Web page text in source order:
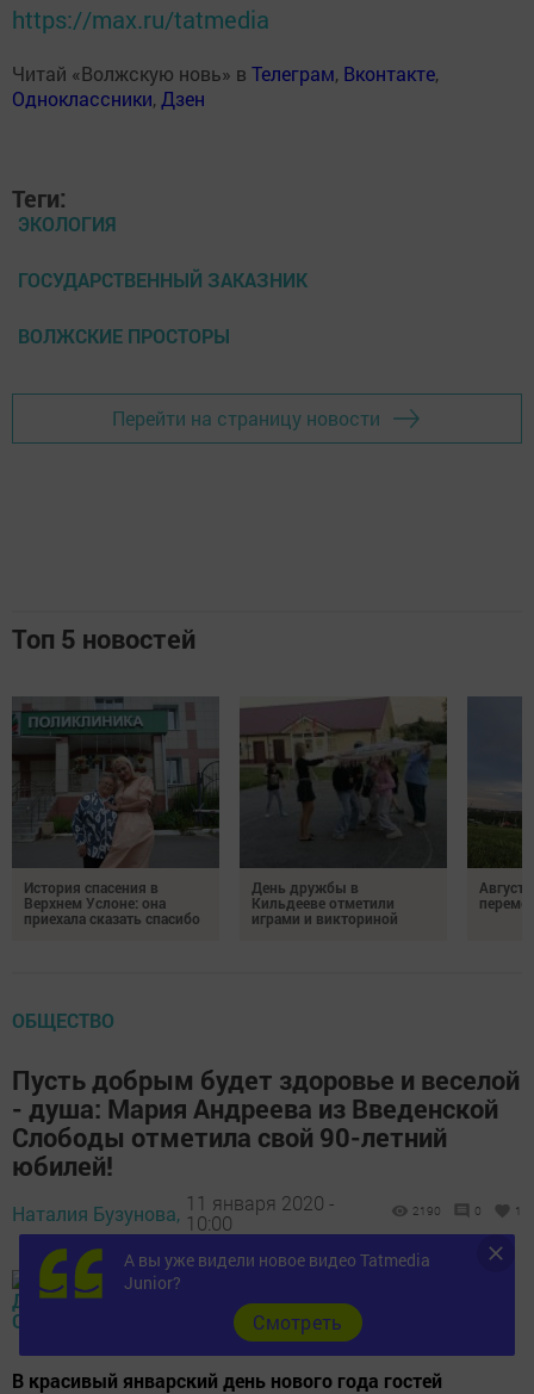
https://max.ru/tatmedia
Читай «Волжскую новь» в Телеграм, Вконтакте,
Одноклассники, Дзен
Теги:
ЭКОЛОГИЯ
ГОСУДАРСТВЕННЫЙ ЗАКАЗНИК
ВОЛЖСКИЕ ПРОСТОРЫ
Перейти на страницу новости
Топ 5 новостей
История спасения в
Верхнем Услоне: она
приехала сказать спасибо
День дружбы в
Кильдееве отметили
играми и викториной
Август
ОБЩЕСТВО
Пусть добрым будет здоровье и веселой
- душа: Мария Андреева из Введенской
Слободы отметила свой 90-летний
юбилей!
Наталия Бузунова, 11 января 2020 -
10:00
2190 0 1
В красивый январский день нового года гостей
А вы уже видели новое видео Tatmedia
Junior?
Cмотреть